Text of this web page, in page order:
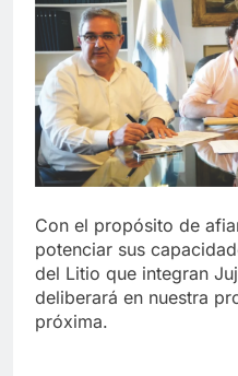
Con el propósito de
potenciar sus
del Litio que integran
deliberará en nuestra
próxima.